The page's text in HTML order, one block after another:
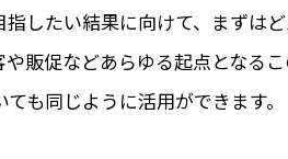
指したい結果に向けて、まずは
や販促などあらゆる起点となる
も同じように活用ができます。